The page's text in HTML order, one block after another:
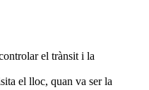
el trànsit i la
el lloc, quan va ser la